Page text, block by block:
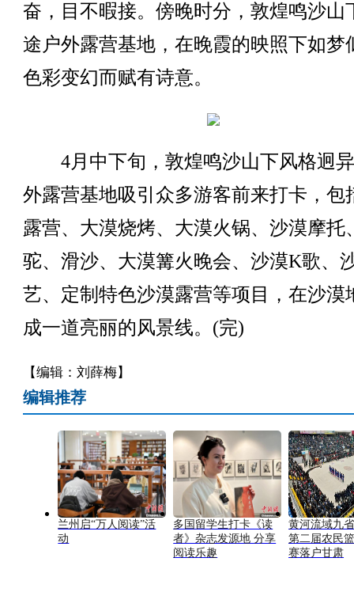
奋，目不暇接。傍晚时分，敦煌鸣沙山
途户外露营基地，在晚霞的映照下如梦
色彩变幻而赋有诗意。
4月中下旬，敦煌鸣沙山下风格迥
外露营基地吸引众多游客前来打卡，包
露营、大漠烧烤、大漠火锅、沙漠摩托
驼、滑沙、大漠篝火晚会、沙漠K歌、
艺、定制特色沙漠露营等项目，在沙漠
成一道亮丽的风景线。(完)
【编辑：刘薛梅】
编辑推荐
兰州启“万人阅读”活
动
多国留学生打卡《读
者》杂志发源地 分享
阅读乐趣
黄河流域九
第二届农民
赛落户甘肃